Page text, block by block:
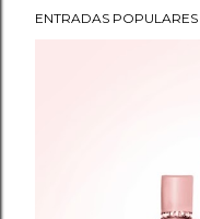
ENTRADAS POPULARES